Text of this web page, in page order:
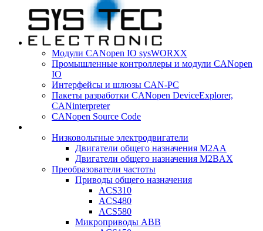
Модули CANopen IO sysWORXX
Промышленные контроллеры и модули CANopen
IO
Интерфейсы и шлюзы CAN-PC
Пакеты разработки CANopen DeviceExplorer,
CANinterpreter
CANopen Source Code
Низковольтные электродвигатели
Двигатели общего назначения M2AA
Двигатели общего назначения M2BAX
Преобразователи частоты
Приводы общего назначения
ACS310
ACS480
ACS580
Микроприводы ABB